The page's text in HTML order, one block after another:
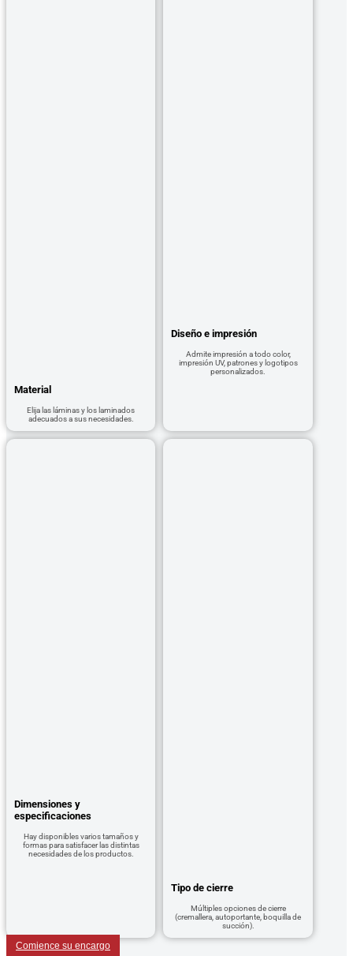
Material
Elija las láminas y los laminados
adecuados a sus necesidades.
Diseño e impresión
Admite impresión a todo color,
impresión UV, patrones y logotipos
personalizados.
Dimensiones y
especificaciones
Hay disponibles varios tamaños y
formas para satisfacer las distintas
necesidades de los productos.
Tipo de cierre
Múltiples opciones de cierre
(cremallera, autoportante, boquilla de
succión).
Comience su encargo